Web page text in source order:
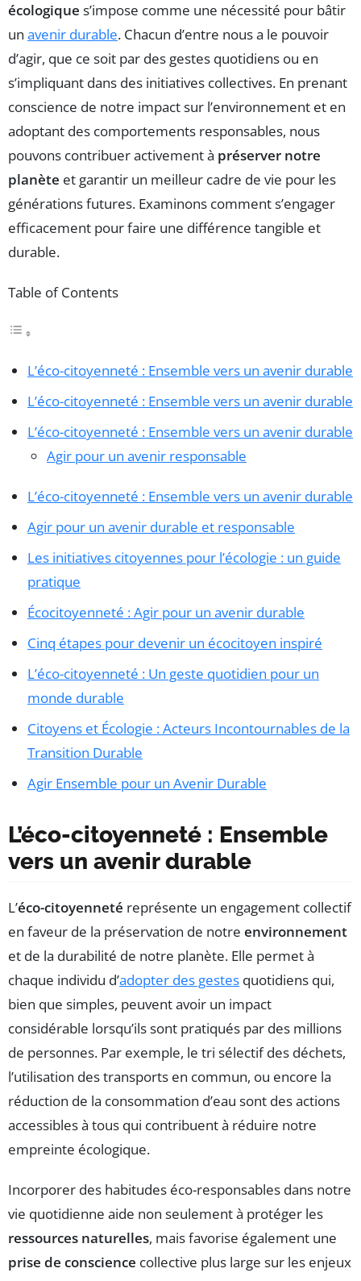
écologique s’impose comme une nécessité pour bâtir
un avenir durable. Chacun d’entre nous a le pouvoir
d’agir, que ce soit par des gestes quotidiens ou en
s’impliquant dans des initiatives collectives. En prenant
conscience de notre impact sur l’environnement et en
adoptant des comportements responsables, nous
pouvons contribuer activement à préserver notre
planète et garantir un meilleur cadre de vie pour les
générations futures. Examinons comment s’engager
efficacement pour faire une différence tangible et
durable.
Table of Contents
L’éco-citoyenneté : Ensemble vers un avenir durable
L’éco-citoyenneté : Ensemble vers un avenir durable
L’éco-citoyenneté : Ensemble vers un avenir durable
Agir pour un avenir responsable
L’éco-citoyenneté : Ensemble vers un avenir durable
Agir pour un avenir durable et responsable
Les initiatives citoyennes pour l’écologie : un guide
pratique
Écocitoyenneté : Agir pour un avenir durable
Cinq étapes pour devenir un écocitoyen inspiré
L’éco-citoyenneté : Un geste quotidien pour un
monde durable
Citoyens et Écologie : Acteurs Incontournables de la
Transition Durable
Agir Ensemble pour un Avenir Durable
L’éco-citoyenneté : Ensemble
vers un avenir durable
L’éco-citoyenneté représente un engagement collectif
en faveur de la préservation de notre environnement
et de la durabilité de notre planète. Elle permet à
chaque individu d’adopter des gestes quotidiens qui,
bien que simples, peuvent avoir un impact
considérable lorsqu’ils sont pratiqués par des millions
de personnes. Par exemple, le tri sélectif des déchets,
l’utilisation des transports en commun, ou encore la
réduction de la consommation d’eau sont des actions
accessibles à tous qui contribuent à réduire notre
empreinte écologique.
Incorporer des habitudes éco-responsables dans notre
vie quotidienne aide non seulement à protéger les
ressources naturelles, mais favorise également une
prise de conscience collective plus large sur les enjeux